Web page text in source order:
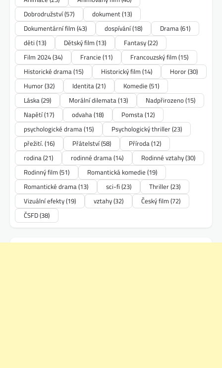
Dobrodružství(57) dokument(13)
Dokumentární film (43) dospívání(18) Drama(61)
děti (13) Dětský film (13) Fantasy(22)
Film 2024(34) Francie (11) Francouzský film (15)
Historické drama(15) Historický film (14) Horor(30)
Humor(32) Identita(21) Komedie (51)
Láska(29) Morální dilemata(13) Nadpřirozeno(15)
Napětí(17) odvaha(18) Pomsta(12)
psychologické drama(15) Psychologický thriller(23)
přežití. (16) Přátelství(58) Příroda(12)
rodina(21) rodinné drama(14) Rodinné vztahy(30)
Rodinný film (51) Romantická komedie (19)
Romantické drama(13) sci-fi (23) Thriller(23)
Vizuální efekty(19) vztahy(32) Český film (72)
ČSFD(38)